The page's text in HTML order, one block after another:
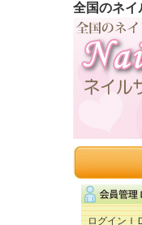
全国のネイ
ログインＩ